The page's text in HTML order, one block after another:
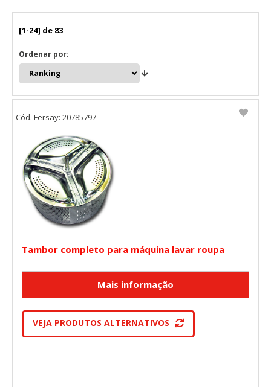
[1-24] de 83
Ordenar por:
Tambor completo para máquina lavar roupa
VEJA PRODUTOS ALTERNATIVOS
Cód. Fersay: 20785797